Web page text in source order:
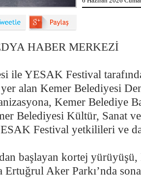
HABER MERKEZİ
ile YESAK Festival
alan Kemer Belediyesi
Kemer Belediye
Belediyesi Kültür, Sanat
Festival yetkilileri ve
başlayan kortej yürüyüşü,
Ertuğrul Aker Parkı’nda